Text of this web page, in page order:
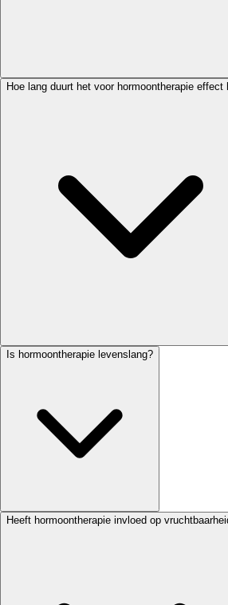
Hoe lang duurt het voor hormoontherapie effect
Is hormoontherapie levenslang?
Heeft hormoontherapie invloed op